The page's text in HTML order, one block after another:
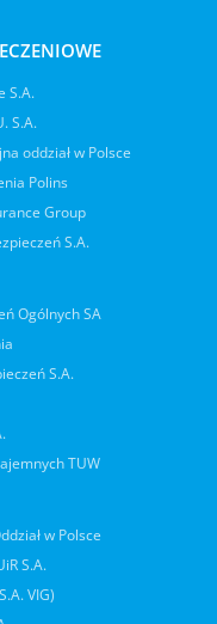
S.A.
S.A.
oddział w Polsce
Polins
Group
S.A.
Ogólnych SA
S.A.
TUW
w Polsce
S.A.
VIG)